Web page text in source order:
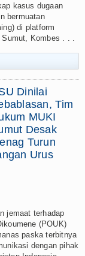
kasus dugaan
bermuatan
di platform
Sumut, Kombes . . .
Dinilai
Tim
MUKI
Desak
Turun
Urus
jemaat terhadap
(POUK)
paska terbitnya
dengan pihak